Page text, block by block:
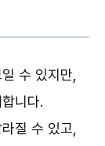
수 있지만,
니다.
질 수 있고,